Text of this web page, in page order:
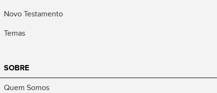
Novo Testamento
Temas
SOBRE
Quem Somos